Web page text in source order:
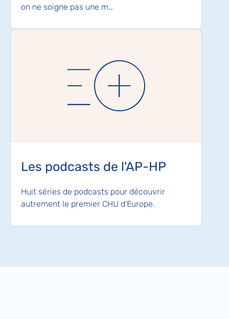
on ne soigne pas une m…
Les podcasts de l'AP-HP
Huit séries de podcasts pour découvrir
autrement le premier CHU d’Europe.